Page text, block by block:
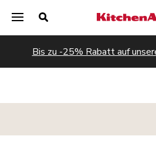
Bis zu -25% Rabatt auf